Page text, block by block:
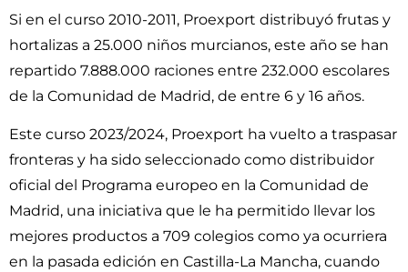
Si en el curso 2010-2011, Proexport distribuyó frutas y
hortalizas a 25.000 niños murcianos, este año se han
repartido 7.888.000 raciones entre 232.000 escolares
de la Comunidad de Madrid, de entre 6 y 16 años.
Este curso 2023/2024, Proexport ha vuelto a traspasar
fronteras y ha sido seleccionado como distribuidor
oficial del Programa europeo en la Comunidad de
Madrid, una iniciativa que le ha permitido llevar los
mejores productos a 709 colegios como ya ocurriera
en la pasada edición en Castilla-La Mancha, cuando